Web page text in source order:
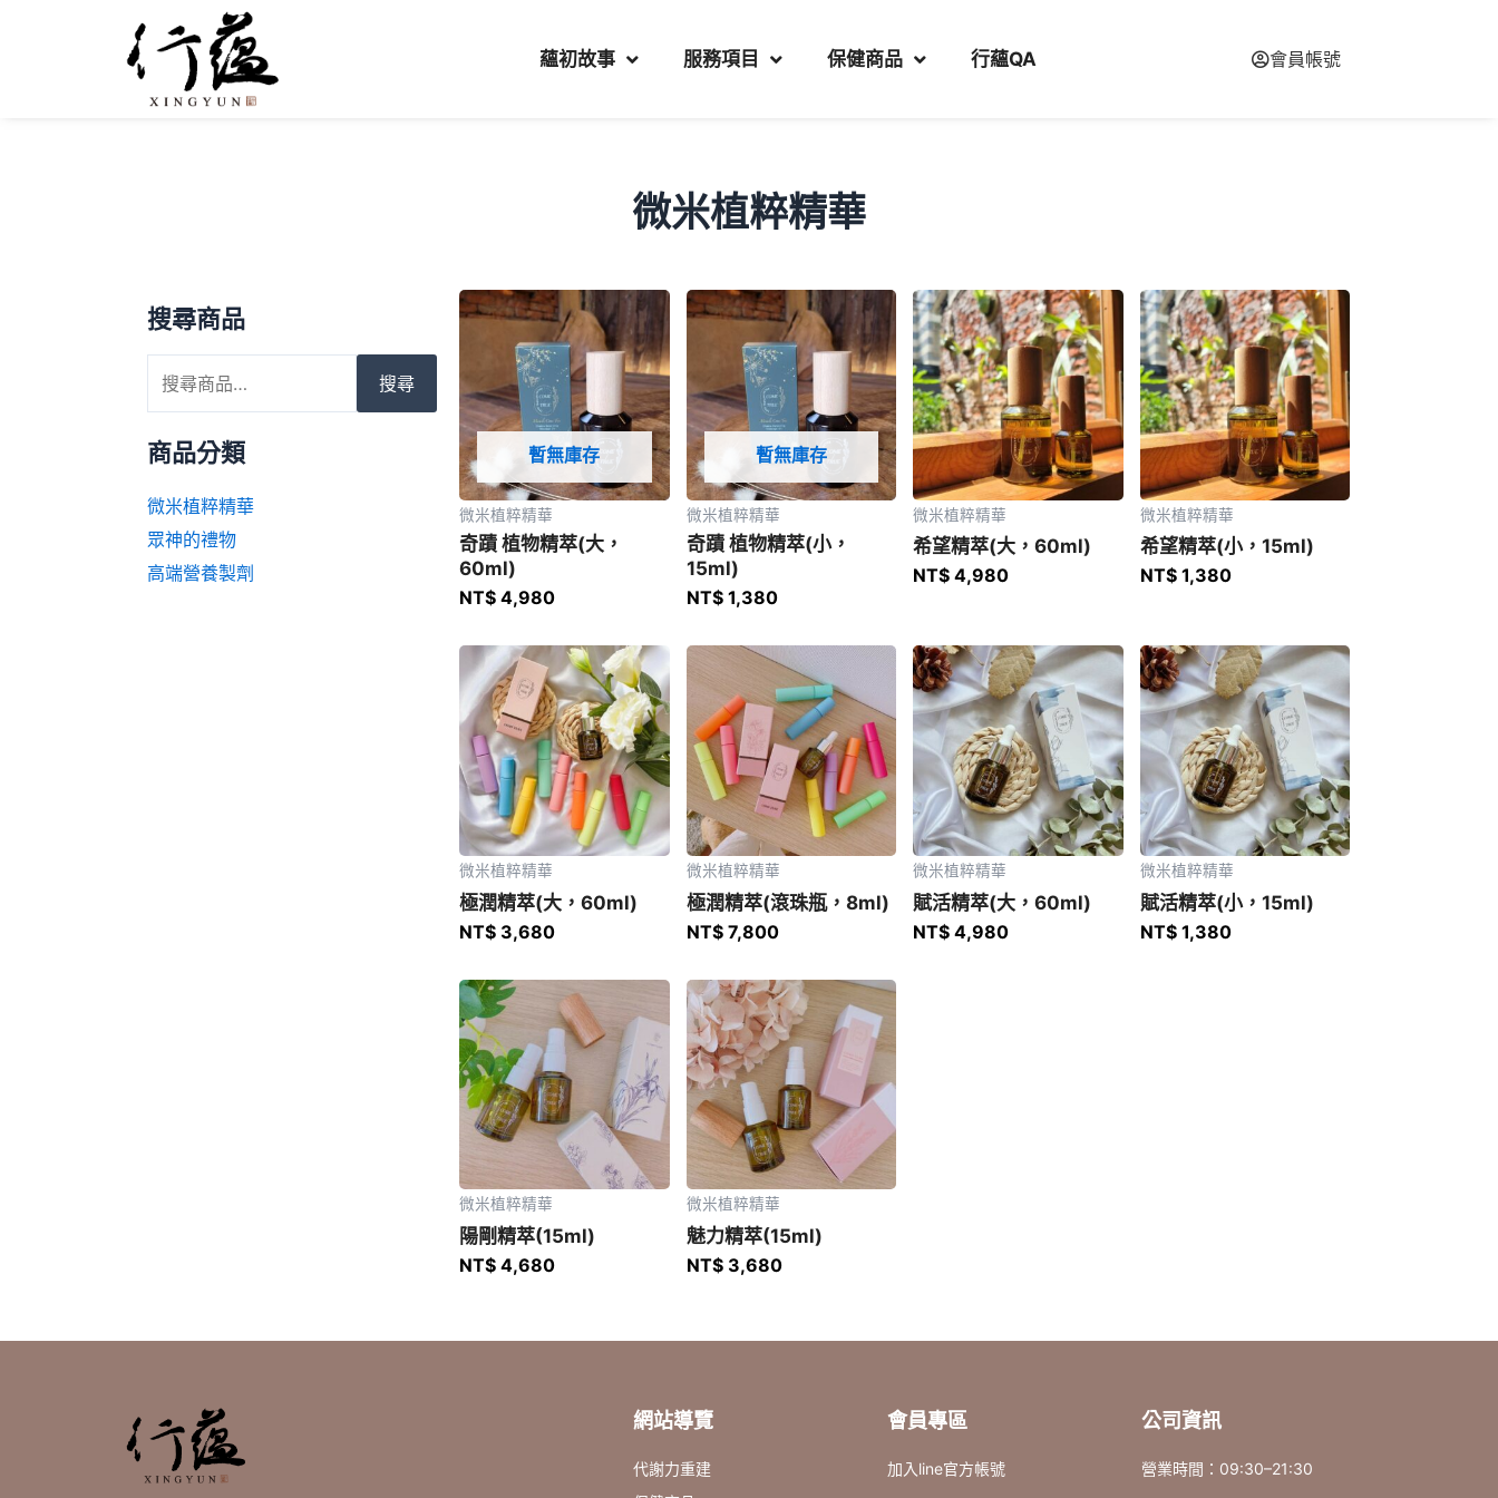
蘊初故事 服務項目 保健商品 行蘊QA 會員帳號
微米植粹精華
搜尋商品
搜尋
商品分類
微米植粹精華
眾神的禮物
高端營養製劑
暫無庫存
微米植粹精華
奇蹟 植物精萃(大，
60ml)
NT$ 4,980
暫無庫存
微米植粹精華
奇蹟 植物精萃(小，
15ml)
NT$ 1,380
微米植粹精華
希望精萃(大，60ml)
NT$ 4,980
微米植粹精華
希望精萃(小，15ml)
NT$ 1,380
微米植粹精華
極潤精萃(大，60ml)
NT$ 3,680
微米植粹精華
極潤精萃(滾珠瓶，8ml)
NT$ 7,800
微米植粹精華
賦活精萃(大，60ml)
NT$ 4,980
微米植粹精華
賦活精萃(小，15ml)
NT$ 1,380
微米植粹精華
陽剛精萃(15ml)
NT$ 4,680
微米植粹精華
魅力精萃(15ml)
NT$ 3,680
網站導覽
代謝力重建
會員專區
加入line官方帳號
公司資訊
營業時間：09:30–21:30